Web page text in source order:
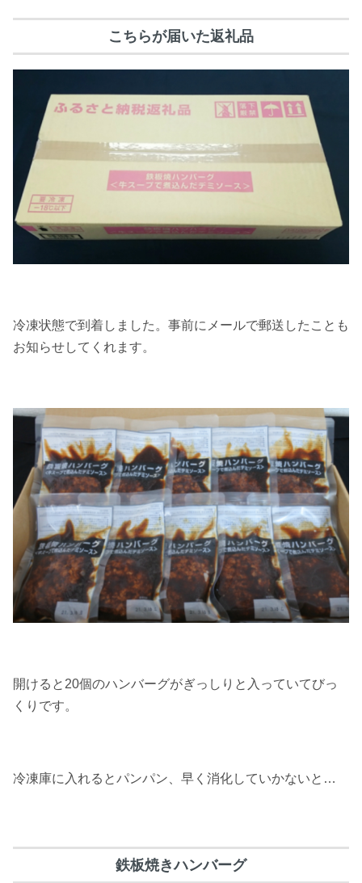
こちらが届いた返礼品
冷凍状態で到着しました。事前にメールで郵送したことも
お知らせしてくれます。
開けると20個のハンバーグがぎっしりと入っていてびっ
くりです。
冷凍庫に入れるとパンパン、早く消化していかないと…
鉄板焼きハンバーグ